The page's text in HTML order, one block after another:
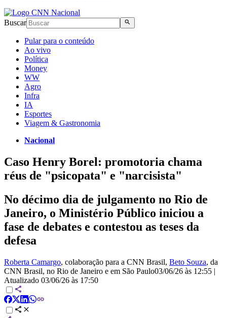
Buscar
Pular para o conteúdo
Ao vivo
Política
Money
WW
Agro
Infra
IA
Esportes
Viagem & Gastronomia
Nacional
Caso Henry Borel: promotoria chama
réus de "psicopata" e "narcisista"
No décimo dia de julgamento no Rio de
Janeiro, o Ministério Público iniciou a
fase de debates e contestou as teses da
defesa
Roberta Camargo, colaboração para a CNN Brasil, Beto Souza, da
CNN Brasil, no Rio de Janeiro e em São Paulo03/06/26 às 12:55 |
Atualizado 03/06/26 às 17:50